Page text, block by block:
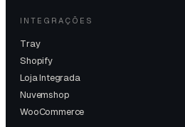
INTEGRAÇÕES
Tray
Shopify
Loja Integrada
Nuvemshop
WooCommerce